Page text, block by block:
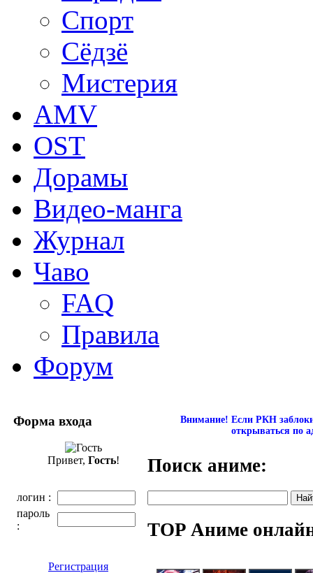
Спорт
Сёдзё
Мистерия
AMV
OST
Дорамы
Видео-манга
Журнал
Чаво
FAQ
Правила
Форум
Форма входа
Привет, Гость!
логин :
пароль
:
Регистрация
Внимание! Если РКН
открываться по
Поиск аниме:
TOP Аниме